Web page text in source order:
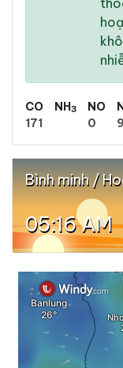
CO
171
NH3
NO
0
Bình minh /
05:16 AM